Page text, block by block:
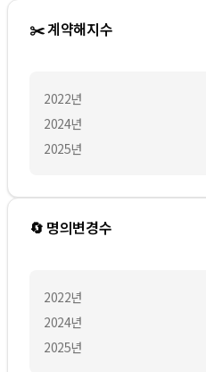
✂️ 계약해지수
2022년
2024년
2025년
🔄 명의변경수
2022년
2024년
2025년